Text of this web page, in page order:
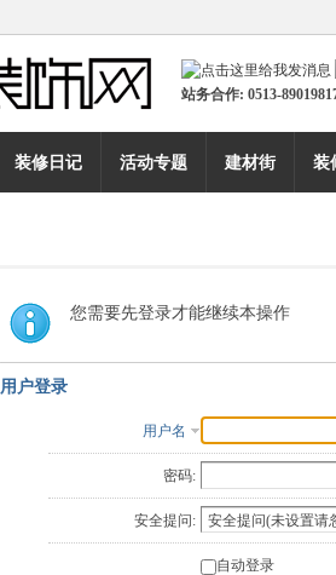
站务合作: 0513-
装修日记 活动专题 建材街 装
您需要先登录才能继续本操作
用户登录
用户名
密码:
安全提问:
自动登录